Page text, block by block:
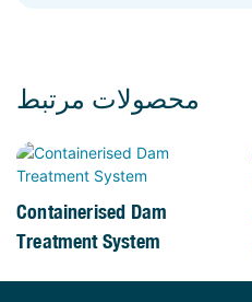
محصولات مرتبط
Containerised Dam
Treatment System